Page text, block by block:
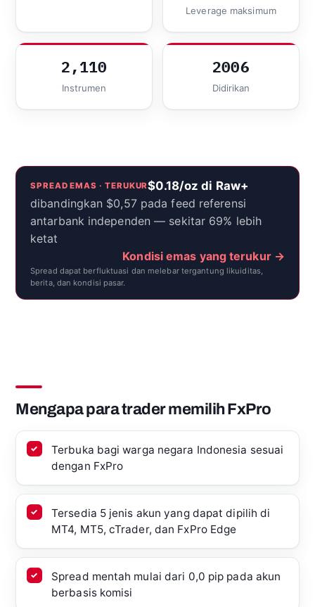
Leverage maksimum
2,110
Instrumen
2006
Didirikan
SPREAD EMAS · TERUKUR$0.18/oz di Raw+
dibandingkan $0,57 pada feed referensi
antarbank independen — sekitar 69% lebih
ketat
Kondisi emas yang terukur →
Spread dapat berfluktuasi dan melebar tergantung likuiditas,
berita, dan kondisi pasar.
Mengapa para trader memilih FxPro
Terbuka bagi warga negara Indonesia sesuai
dengan FxPro
Tersedia 5 jenis akun yang dapat dipilih di
MT4, MT5, cTrader, dan FxPro Edge
Spread mentah mulai dari 0,0 pip pada akun
berbasis komisi